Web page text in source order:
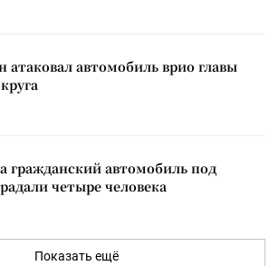
атаковал автомобиль врио главы
гражданский автомобиль под
четыре человека
Показать ещё